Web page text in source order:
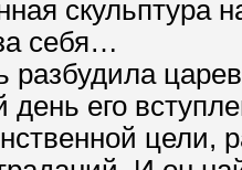
скульптура
себя…
разбудила
день его
цели,